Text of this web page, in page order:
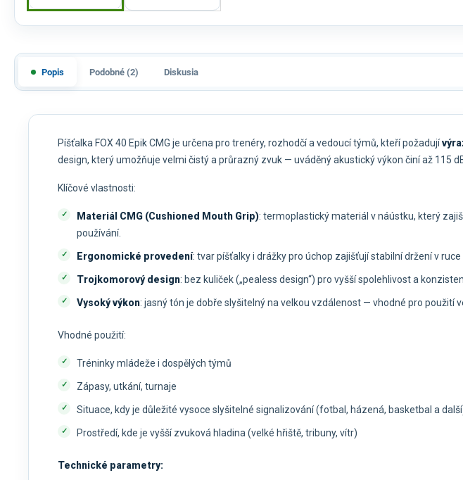
Popis Podobné (2) Diskusia
Píšťalka FOX 40 Epik CMG je určena pro trenéry, rozhodčí a vedoucí týmů, kteří požadují
design, který umožňuje velmi čistý a průrazný zvuk — uváděný akustický výkon činí až 115
Klíčové vlastnosti:
Materiál CMG (Cushioned Mouth Grip): termoplastický materiál v náústku, který
používání.
Ergonomické provedení: tvar píšťalky i drážky pro úchop zajišťují stabilní držení v
Trojkomorový design: bez kuliček („pealess design“) pro vyšší spolehlivost a
Vysoký výkon: jasný tón je dobře slyšitelný na velkou vzdálenost — vhodné pro použití
Vhodné použití:
Tréninky mládeže i dospělých týmů
Zápasy, utkání, turnaje
Situace, kdy je důležité vysoce slyšitelné signalizování (fotbal, házená, basketbal a
Prostředí, kde je vyšší zvuková hladina (velké hřiště, tribuny, vítr)
Technické parametry: